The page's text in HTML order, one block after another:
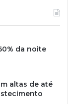
da noite
altas de até